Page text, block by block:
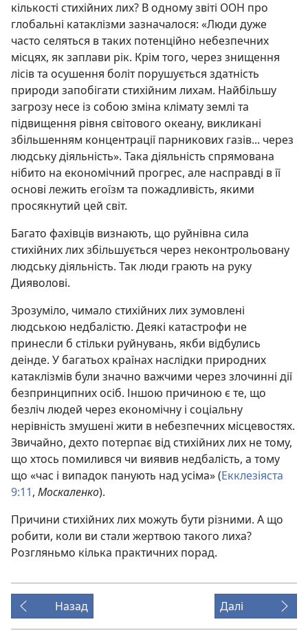
кількості стихійних лих? В одному звіті ООН про
глобальні катаклізми зазначалося: «Люди дуже
часто селяться в таких потенційно небезпечних
місцях, як заплави рік. Крім того, через знищення
лісів та осушення боліт порушується здатність
природи запобігати стихійним лихам. Найбільшу
загрозу несе із собою зміна клімату землі та
підвищення рівня світового океану, викликані
збільшенням концентрації парникових газів... через
людську діяльність». Така діяльність спрямована
нібито на економічний прогрес, але насправді в її
основі лежить егоїзм та пожадливість, якими
просякнутий цей світ.
Багато фахівців визнають, що руйнівна сила
стихійних лих збільшується через неконтрольовану
людську діяльність. Так люди грають на руку
Дияволові.
Зрозуміло, чимало стихійних лих зумовлені
людською недбалістю. Деякі катастрофи не
принесли б стільки руйнувань, якби відбулись
деінде. У багатьох країнах наслідки природних
катаклізмів були значно важчими через злочинні дії
безпринципних осіб. Іншою причиною є те, що
безліч людей через економічну і соціальну
нерівність змушені жити в небезпечних місцевостях.
Звичайно, дехто потерпає від стихійних лих не тому,
що хтось помилився чи виявив недбалість, а тому
що «час і випадок панують над усіма» (Екклезіяста
9:11, Москаленко).
Причини стихійних лих можуть бути різними. А що
робити, коли ви стали жертвою такого лиха?
Розгляньмо кілька практичних порад.
Назад Далі